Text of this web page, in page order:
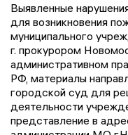
Выявленные
для возникновения
муниципального
г. прокурором
административном
РФ, материалы
городской суд для
деятельности
представление в